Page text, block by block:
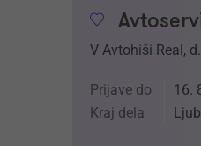
V Avtohiši Real,
Prijave do 16.
Kraj dela